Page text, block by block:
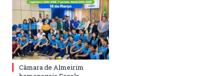
Câmara de Almeirim